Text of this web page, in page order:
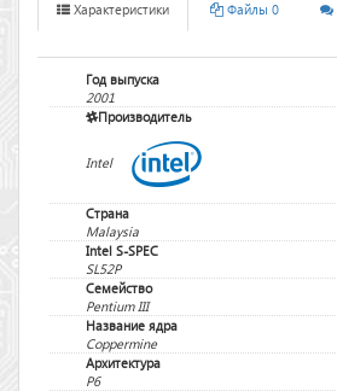
Характеристики Файлы 0
Год выпуска
2001
Производитель
Intel
Страна
Malaysia
Intel S-SPEC
SL52P
Семейство
Pentium III
Название ядра
Coppermine
Архитектура
P6